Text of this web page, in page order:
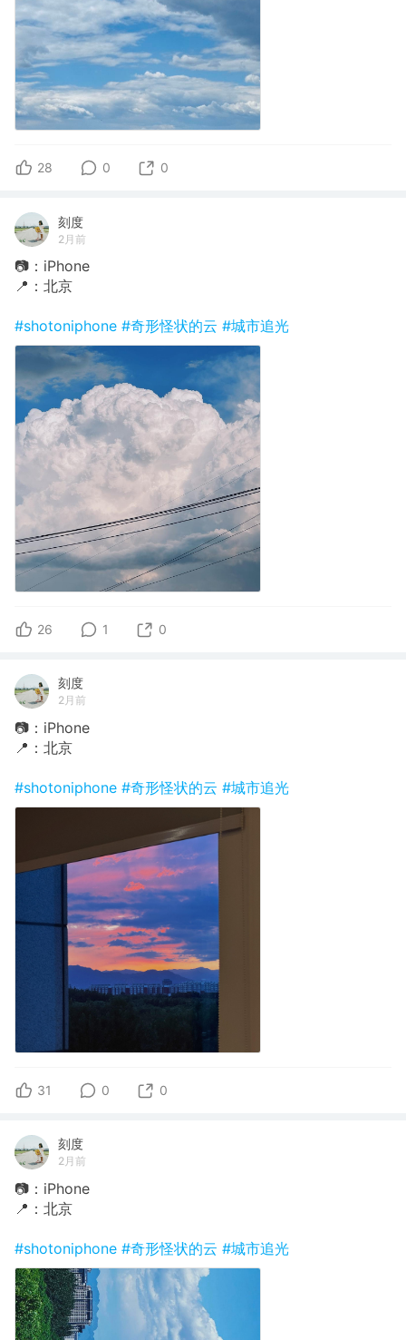
28 0 0
刻度
2月前
📷：iPhone
📍：北京
#shotoniphone #奇形怪状的云 #城市追光
26 1 0
刻度
2月前
📷：iPhone
📍：北京
#shotoniphone #奇形怪状的云 #城市追光
31 0 0
刻度
2月前
📷：iPhone
📍：北京
#shotoniphone #奇形怪状的云 #城市追光